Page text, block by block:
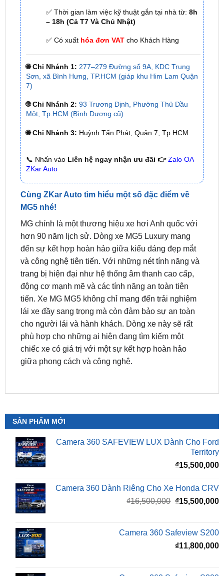
✅ Có xuấthóa đơn VATcho Khách Hàng
🌐 Chi Nhánh 1: 277–279 Đường số 9A, KDC Trung
🌐 Chi Nhánh 2: 93 Trương Định, Phường Thủ Dầu
Một, Tp.HCM (Bình Dương cũ)
🌐 Chi Nhánh 3: Huỳnh Tấn Phát, Quận 7, Tp.HCM
📞 Nhấn vàoLiên hệ ngay nhận ưu đãi 👉 Zalo OA
Cùng ZKar Auto tìm hiểu một số đặc điểm về
MG5 nhé!
MG chính là một thương hiệu xe hơi Anh quốc với
hơn 90 năm lịch sử. Dòng xe MG5 Luxury mang
đến sự kết hợp hoàn hảo giữa kiểu dáng đẹp mắt
và công nghệ tiên tiến. Với những nét tính năng và
trang bị hiện đại như hệ thống âm thanh cao cấp,
động cơ mạnh mẽ và các tính năng an toàn tiên
tiến. Xe MG MG5 không chỉ mang đến trải nghiệm
lái xe đầy sang trọng mà còn đảm bảo sự an toàn
cho người lái và hành khách. Dòng xe này sẽ rất
phù hợp cho những ai hiện đang tìm kiếm một
chiếc xe có giá trị với một sự kết hợp hoàn hảo
giữa phong cách và công nghệ.
SẢN PHẨM MỚI
Camera 360 SAFEVIEW LUX Dành Cho Ford
₫15,500,000
Camera 360 Dành Riêng Cho Xe Honda CRV
gốc
₫16,500,000.
Camera 360 Safeview S200
Camera 360 Safeview S300